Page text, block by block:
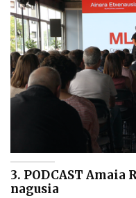
3. PODCAST Amaia
nagusia